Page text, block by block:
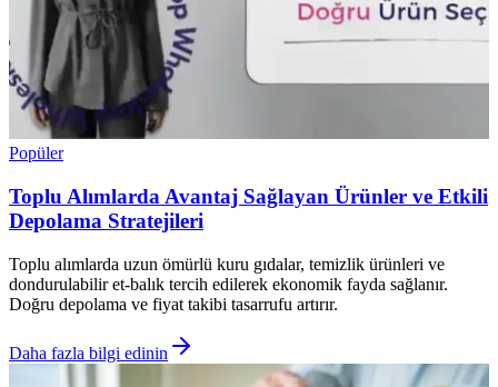
Popüler
Toplu Alımlarda Avantaj Sağlayan Ürünler ve Etkili
Depolama Stratejileri
Toplu alımlarda uzun ömürlü kuru gıdalar, temizlik ürünleri ve
dondurulabilir et-balık tercih edilerek ekonomik fayda sağlanır.
Doğru depolama ve fiyat takibi tasarrufu artırır.
Daha fazla bilgi edinin